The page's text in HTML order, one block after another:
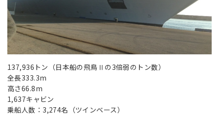
137,936トン（日本船の飛鳥Ⅱの3倍弱のトン数）
全長333.3m
高さ66.8m
1,637キャビン
乗船人数：3,274名（ツインベース）